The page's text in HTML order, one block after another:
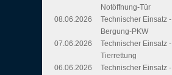
Notöffnung-Tür
08.06.2026
Technischer Einsatz -
Bergung-PKW
07.06.2026
Technischer Einsatz -
Tierrettung
06.06.2026
Technischer Einsatz -